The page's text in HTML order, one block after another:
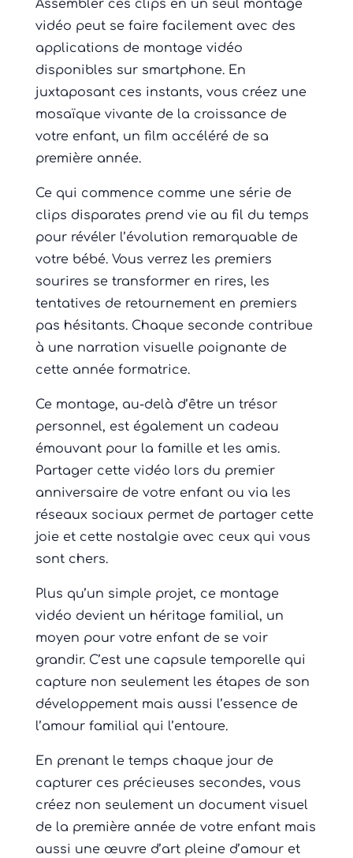
Assembler ces clips en un seul montage
vidéo peut se faire facilement avec des
applications de montage vidéo
disponibles sur smartphone. En
juxtaposant ces instants, vous créez une
mosaïque vivante de la croissance de
votre enfant, un film accéléré de sa
première année.
Ce qui commence comme une série de
clips disparates prend vie au fil du temps
pour révéler l’évolution remarquable de
votre bébé. Vous verrez les premiers
sourires se transformer en rires, les
tentatives de retournement en premiers
pas hésitants. Chaque seconde contribue
à une narration visuelle poignante de
cette année formatrice.
Ce montage, au-delà d’être un trésor
personnel, est également un cadeau
émouvant pour la famille et les amis.
Partager cette vidéo lors du premier
anniversaire de votre enfant ou via les
réseaux sociaux permet de partager cette
joie et cette nostalgie avec ceux qui vous
sont chers.
Plus qu’un simple projet, ce montage
vidéo devient un héritage familial, un
moyen pour votre enfant de se voir
grandir. C’est une capsule temporelle qui
capture non seulement les étapes de son
développement mais aussi l’essence de
l’amour familial qui l’entoure.
En prenant le temps chaque jour de
capturer ces précieuses secondes, vous
créez non seulement un document visuel
de la première année de votre enfant mais
aussi une œuvre d’art pleine d’amour et